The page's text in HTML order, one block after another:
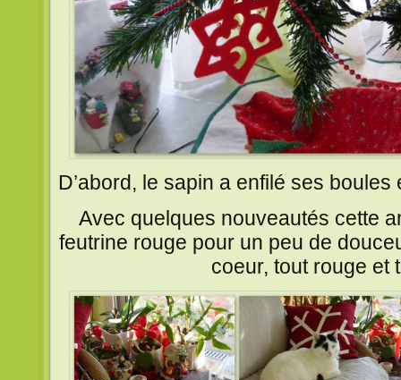
D’abord, le sapin a enfilé ses
Avec quelques nouveautés cette
feutrine rouge pour un peu de
coeur, tout rouge et